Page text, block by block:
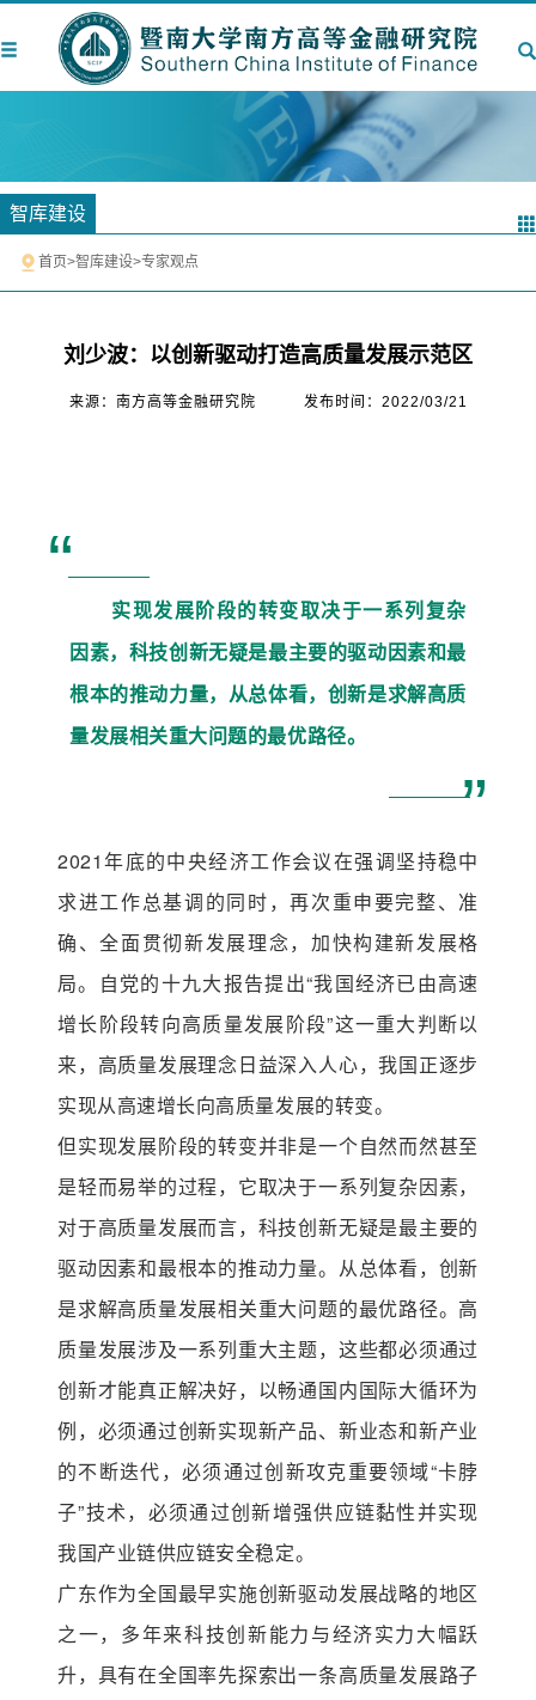
智库建设
首页>智库建设>专家观点
​刘少波：以创新驱动打造高质量发展示范区
来源：南方高等金融研究院 发布时间：2022/03/21
“
实现发展阶段的转变取决于一系列复杂
因素，科技创新无疑是最主要的驱动因素和最
根本的推动力量，从总体看，创新是求解高质
量发展相关重大问题的最优路径。
”
2021年底的中央经济工作会议在强调坚持稳中
求进工作总基调的同时，再次重申要完整、准
确、全面贯彻新发展理念，加快构建新发展格
局。自党的十九大报告提出“我国经济已由高速
增长阶段转向高质量发展阶段”这一重大判断以
来，高质量发展理念日益深入人心，我国正逐步
实现从高速增长向高质量发展的转变。
但实现发展阶段的转变并非是一个自然而然甚至
是轻而易举的过程，它取决于一系列复杂因素，
对于高质量发展而言，科技创新无疑是最主要的
驱动因素和最根本的推动力量。从总体看，创新
是求解高质量发展相关重大问题的最优路径。高
质量发展涉及一系列重大主题，这些都必须通过
创新才能真正解决好，以畅通国内国际大循环为
例，必须通过创新实现新产品、新业态和新产业
的不断迭代，必须通过创新攻克重要领域“卡脖
子”技术，必须通过创新增强供应链黏性并实现
我国产业链供应链安全稳定。
广东作为全国最早实施创新驱动发展战略的地区
之一，多年来科技创新能力与经济实力大幅跃
升，具有在全国率先探索出一条高质量发展路子